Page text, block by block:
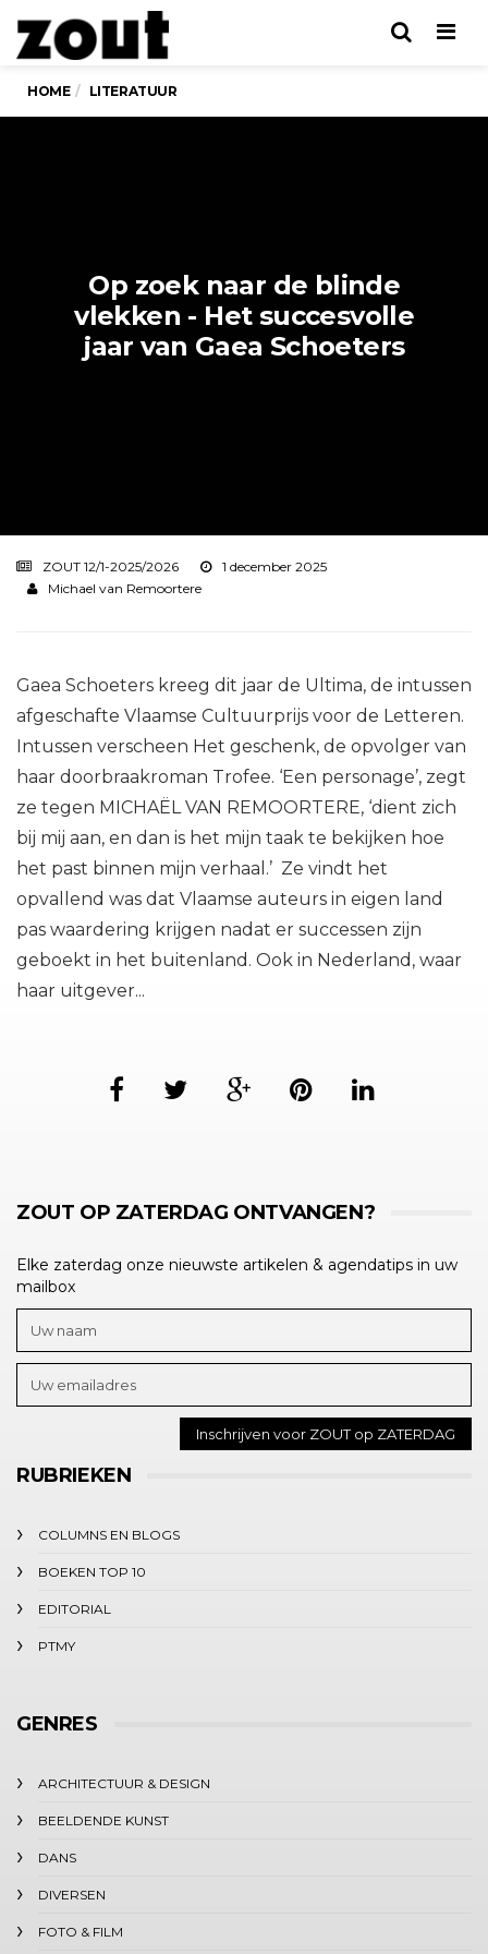
HOME LITERATUUR
Op zoek naar de blinde
vlekken - Het succesvolle
jaar van Gaea Schoeters
ZOUT 12/1-2025/2026
1 december 2025
Michael van Remoortere
Gaea Schoeters kreeg dit jaar de Ultima, de intussen
afgeschafte Vlaamse Cultuurprijs voor de Letteren.
Intussen verscheen Het geschenk, de opvolger van
haar doorbraakroman Trofee. ‘Een personage’, zegt
ze tegen MICHAËL VAN REMOORTERE, ‘dient zich
bij mij aan, en dan is het mijn taak te bekijken hoe
het past binnen mijn verhaal.’ Ze vindt het
opvallend was dat Vlaamse auteurs in eigen land
pas waardering krijgen nadat er successen zijn
geboekt in het buitenland. Ook in Nederland, waar
haar uitgever...
ZOUT OP ZATERDAG ONTVANGEN?
Elke zaterdag onze nieuwste artikelen & agendatips in uw
mailbox
RUBRIEKEN
COLUMNS EN BLOGS
BOEKEN TOP 10
EDITORIAL
PTMY
GENRES
ARCHITECTUUR & DESIGN
BEELDENDE KUNST
DANS
DIVERSEN
FOTO & FILM